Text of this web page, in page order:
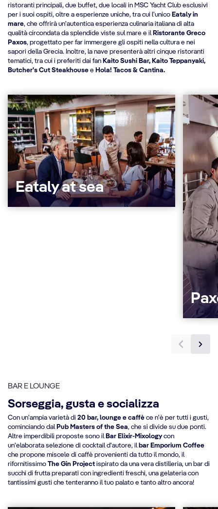
ristoranti principali, due buffet, due locali in MSC Yacht Club esclusivi
per i suoi ospiti, oltre a esperienze uniche, tra cui l'unico Eataly in
mare, che offrirà un'autentica esperienza culinaria italiana di alta
qualità circondata da splendide viste sul mare e il Ristorante Greco
Paxos, progettato per far immergere gli ospiti nella cultura e nei
sapori della Grecia. Inoltre, la nave presenterà altri cinque ristoranti
tematici, tra cui i preferiti dai fan Kaito Sushi Bar, Kaito Teppanyaki,
Butcher's Cut Steakhouse e Hola! Tacos & Cantina.
Eataly at sea
BAR E LOUNGE
Sorseggia, gusta e socializza
Con un'ampia varietà di 20 bar, lounge e caffè ce n'è per tutti i gusti,
cominciando dal Pub Masters of the Sea, che si divide su due ponti.
Altre imperdibili proposte sono il Bar Elixir-Mixologycon
un'elaborata selezione di cocktail d'autore, il bar Emporium Coffee
che propone miscele di caffè provenienti da tutto il mondo, il
rifornitissimo The Gin Project ispirato da una vera distilleria, un bar di
succhi di frutta preparati con ingredienti freschi, una gelateria con
tantissimi gusti che tenteranno il tuo palato e tanto altro ancora!